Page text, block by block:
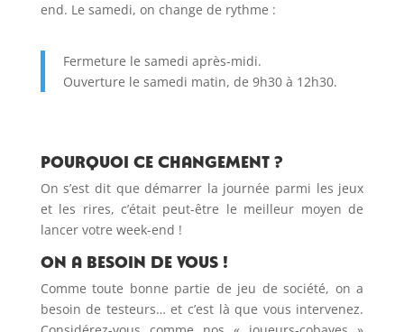
end. Le samedi, on change de rythme :
Fermeture le samedi après-midi.
Ouverture le samedi matin, de 9h30 à 12h30.
Pourquoi ce changement ?
On s’est dit que démarrer la journée parmi les jeux
et les rires, c’était peut-être le meilleur moyen de
lancer votre week-end !
On a besoin de vous !
Comme toute bonne partie de jeu de société, on a
besoin de testeurs… et c’est là que vous intervenez.